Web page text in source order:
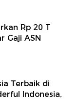
Rp 20 T
Gaji ASN
Terbaik di
Indonesia,